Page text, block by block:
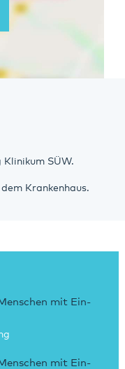
Klinikum SÜW.
Krankenhaus.
mit Ein-
mit Ein-